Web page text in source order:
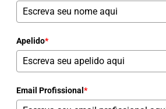
Apelido*
Email Profissional *